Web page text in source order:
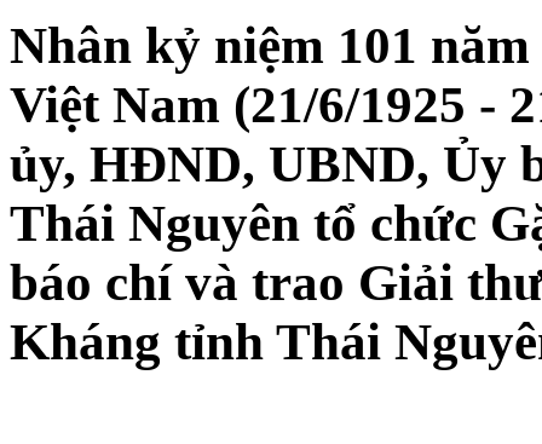
Nhân kỷ niệm 101
Việt Nam (21/6/1925 -
ủy, HĐND, UBND, Ủy
Thái Nguyên tổ chức
báo chí và trao Giải
Kháng tỉnh Thái